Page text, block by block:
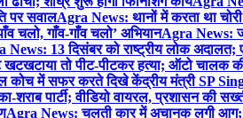
पर सवालAgra News: थानों में करता था चोरी
चलो, गाँव-गाँव चलो’ अभियानAgra News:
News: 13 दिसंबर को राष्ट्रीय लोक अदालत;
तो पीट-पीटकर हत्या; ऑटो चालक
में सफर करते दिखे केंद्रीय मंत्री SP
पार्टी; वीडियो वायरल, प्रशासन की
Agra News: चलती कार में अचानक लगी